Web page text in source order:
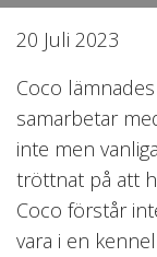
20 Juli 2023
Coco
samarbetar
inte men
tröttnat på att
Coco förstår
vara i en